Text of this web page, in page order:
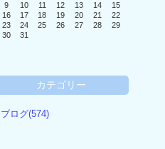
9
10 11 12 13 14
15
16
17 18 19 20 21
22
23
24 25 26 27 28
29
30
31
カテゴリー
ブログ(574)